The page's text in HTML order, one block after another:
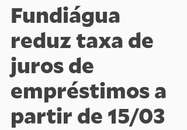
Fundiágua
reduz taxa de
juros de
empréstimos a
partir de 15/03